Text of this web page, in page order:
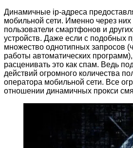
Динамичные ip-адреса
мобильной сети. Именно через них
пользователи смартфонов и
устройств. Даже если с подобных
множество однотипных запросов
работы автоматических
расценивать это как спам. Ведь
действий огромного количества
оператора мобильной сети. Все
отношении динамичных прокси